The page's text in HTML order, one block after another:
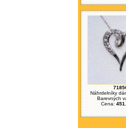
Náhrdelníky
Barevných
Cena: